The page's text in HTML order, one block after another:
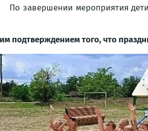
По завершении мероприятия
подтверждением того, что